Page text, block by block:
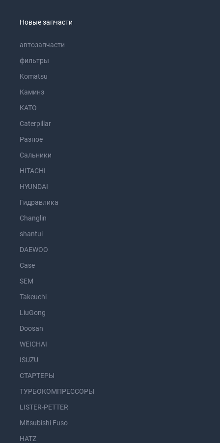
Новые запчасти
автозапчасти
фильтры
Komatsu
Каминз
KATO
Caterpillar
Разное
Сальники
HITACHI
HYUNDAI
Гидравлика
Changlin
shantui
DAEWOO
Case
SEM
Takeuchi
LiuGong
Doosan
WEICHAI
ISUZU
СТАРТЕРЫ
ТУРБОКОМПРЕССОРЫ
LISTER-PETTER
Mitsubishi Fuso
HATZ